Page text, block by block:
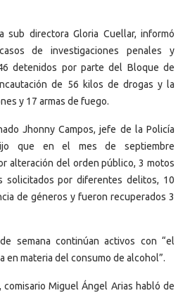
sub directora Gloria Cuellar, informó
de investigaciones penales y
detenidos por parte del Bloque de
de 56 kilos de drogas y la
y 17 armas de fuego.
Jhonny Campos, jefe de la Policía
que en el mes de septiembre
alteración del orden público, 3 motos
solicitados por diferentes delitos, 10
de géneros y fueron recuperados 3
semana continúan activos con “el
en materia del consumo de alcohol”.
Miguel Ángel Arias habló de